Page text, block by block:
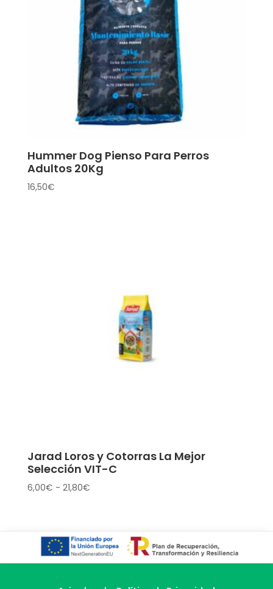
Hummer Dog Pienso Para Perros
Adultos 20Kg
16,50€
Jarad Loros y Cotorras La Mejor
Selección VIT-C
6,00€ - 21,80€Rango
6,00€
hasta